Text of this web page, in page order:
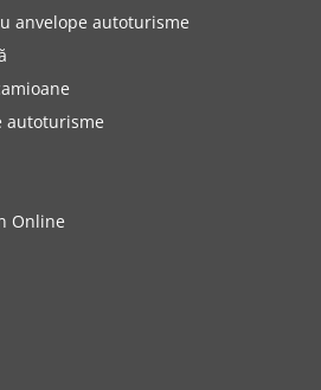
anvelope autoturisme
autoturisme
Online